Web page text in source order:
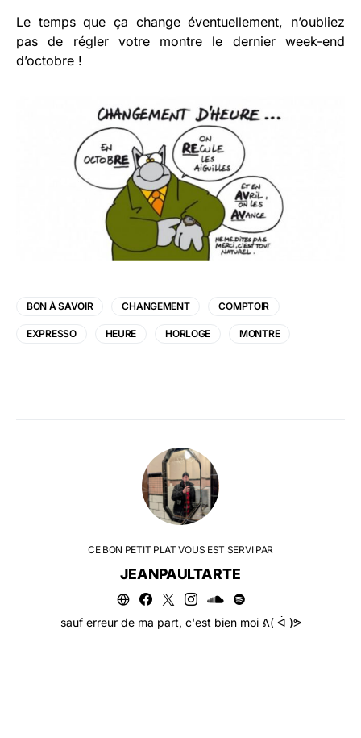
Le temps que ça change éventuellement, n’oubliez
pas de régler votre montre le dernier week-end
d’octobre !
BON À SAVOIR CHANGEMENT COMPTOIR
EXPRESSO HEURE HORLOGE MONTRE
CE BON PETIT PLAT VOUS EST SERVI PAR
JEANPAULTARTE
sauf erreur de ma part, c'est bien moi ᕕ( ᐛ )ᕗ